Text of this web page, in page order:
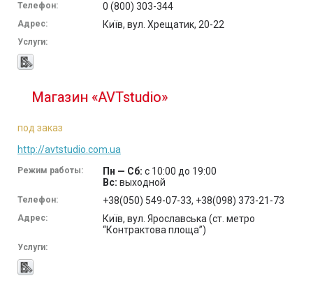
Телефон:
0 (800) 303-344
Адрес: Київ, вул. Хрещатик, 20-22
Услуги:
Магазин «AVTstudio»
под заказ
http://avtstudio.com.ua
Режим работы: Пн — Сб: с 10:00 до 19:00
Вс: выходной
Телефон: +38(050) 549-07-33, +38(098) 373-21-73
Адрес:
Київ, вул. Ярославська (ст. метро
“Контрактова площа”)
Услуги: